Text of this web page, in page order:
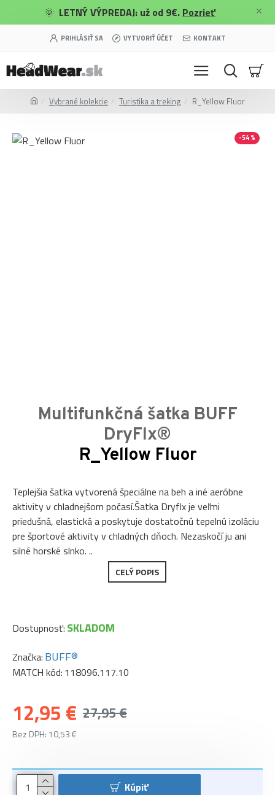
🌞 LETNÝ VÝPREDAJ: už od 9€. Pozrieť
PRIHLÁSIŤ SA VYTVORIŤ ÚČET KONTAKT
Vybrané kolekcie Turistika a treking R_Yellow Fluor
-54 %
Multifunkčná šatka BUFF
DryFlx®
R_Yellow Fluor
Teplejšia šatka vytvorená špeciálne na beh a iné aeróbne
aktivity v chladnejšom počasí.Šatka Dryflx je veľmi
priedušná, elastická a poskytuje dostatočnú tepelnú izoláciu
pre športové aktivity v chladných dňoch. Nezaskočí ju ani
silné horské slnko. ..
CELÝ POPIS
12,95 € 27,95 €
Bez DPH: 10,53 €
Dostupnosť: SKLADOM
Značka: BUFF®
MATCH kód: 118096.117.10
Kúpiť